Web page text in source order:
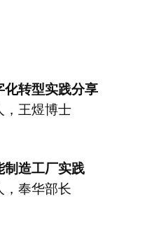
转型实践分享
，王煜博士
造工厂实践
奉华部长